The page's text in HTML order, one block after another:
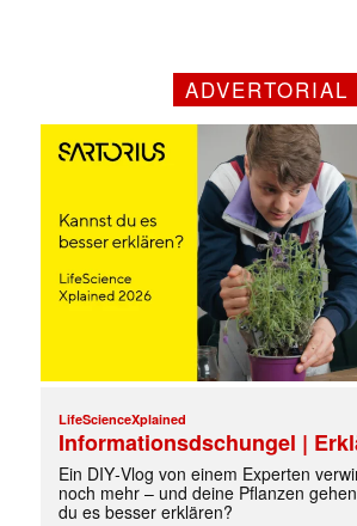
ADVERTORIAL
LifeScienceXplained
Informationsdschungel |
Ein DIY‑Vlog von einem Experten
noch mehr – und deine Pflanzen
du es besser erklären?